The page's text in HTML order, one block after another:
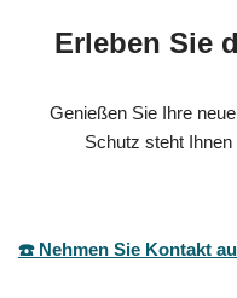
Erleben Sie
Genießen Sie Ihre
Schutz steht
☎️ Nehmen Sie Kontakt